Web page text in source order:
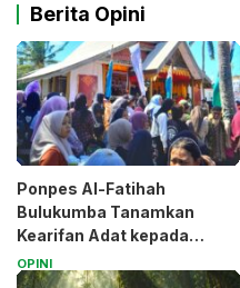
Berita Opini
Ponpes Al-Fatihah
Bulukumba Tanamkan
Kearifan Adat kepada
Santri (Bagian 1)
OPINI